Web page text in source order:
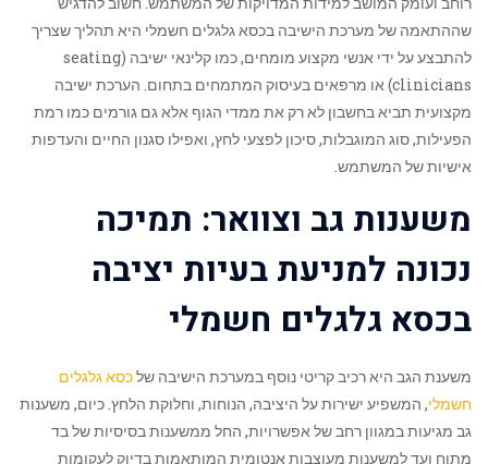
שההתאמה של מערכת הישיבה בכסא גלגלים חשמלי היא תהליך שצריך
להתבצע על ידי אנשי מקצוע מומחים, כמו קלינאי ישיבה (seating
clinicians) או מרפאים בעיסוק המתמחים בתחום. הערכת ישיבה
מקצועית תביא בחשבון לא רק את ממדי הגוף אלא גם גורמים כמו רמת
הפעילות, סוג המוגבלות, סיכון לפצעי לחץ, ואפילו סגנון החיים והעדפות
אישיות של המשתמש.
משענות גב וצוואר: תמיכה
נכונה למניעת בעיות יציבה
בכסא גלגלים חשמלי
משענת הגב היא רכיב קריטי נוסף במערכת הישיבה שלכסא גלגלים
חשמלי, המשפיע ישירות על היציבה, הנוחות, וחלוקת הלחץ. כיום, משענות
גב מגיעות במגוון רחב של אפשרויות, החל ממשענות בסיסיות של בד
מתוח ועד למשענות מעוצבות אנטומית המותאמות בדיוק לעקומות